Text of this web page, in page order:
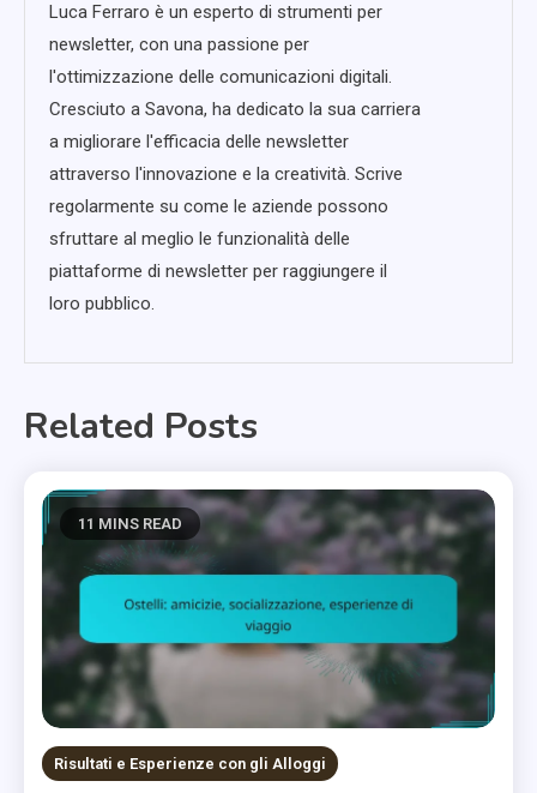
Luca Ferraro è un esperto di strumenti per
newsletter, con una passione per
l'ottimizzazione delle comunicazioni digitali.
Cresciuto a Savona, ha dedicato la sua carriera
a migliorare l'efficacia delle newsletter
attraverso l'innovazione e la creatività. Scrive
regolarmente su come le aziende possono
sfruttare al meglio le funzionalità delle
piattaforme di newsletter per raggiungere il
loro pubblico.
Related Posts
11 MINS READ
Risultati e Esperienze con gli Alloggi